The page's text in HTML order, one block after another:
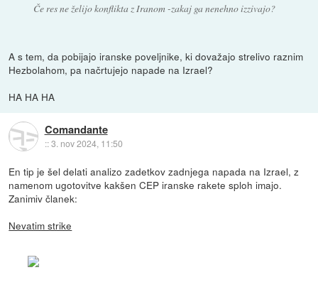
Če res ne želijo konflikta z Iranom -zakaj ga nenehno izzivajo?
A s tem, da pobijajo iranske poveljnike, ki dovažajo strelivo raznim
Hezbolahom, pa načrtujejo napade na Izrael?
HA HA HA
Comandante
::3. nov 2024, 11:50
En tip je šel delati analizo zadetkov zadnjega napada na Izrael, z
namenom ugotovitve kakšen CEP iranske rakete sploh imajo.
Zanimiv članek:
Nevatim strike